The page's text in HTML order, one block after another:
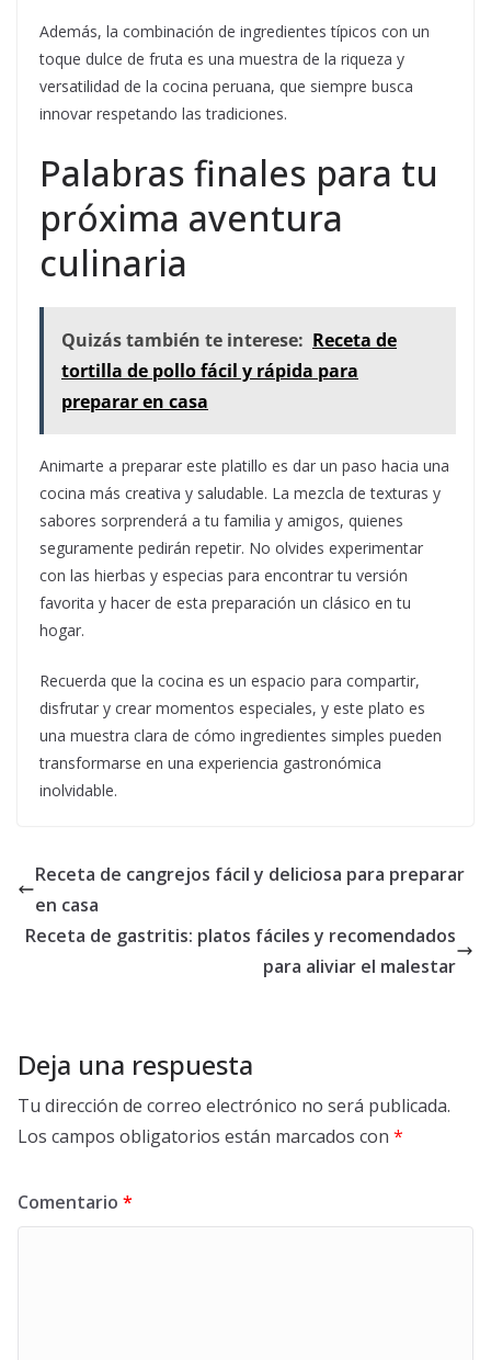
Además, la combinación de ingredientes típicos con un
toque dulce de fruta es una muestra de la riqueza y
versatilidad de la cocina peruana, que siempre busca
innovar respetando las tradiciones.
Palabras finales para tu
próxima aventura
culinaria
Quizás también te interese: Receta de
tortilla de pollo fácil y rápida para
preparar en casa
Animarte a preparar este platillo es dar un paso hacia una
cocina más creativa y saludable. La mezcla de texturas y
sabores sorprenderá a tu familia y amigos, quienes
seguramente pedirán repetir. No olvides experimentar
con las hierbas y especias para encontrar tu versión
favorita y hacer de esta preparación un clásico en tu
hogar.
Recuerda que la cocina es un espacio para compartir,
disfrutar y crear momentos especiales, y este plato es
una muestra clara de cómo ingredientes simples pueden
transformarse en una experiencia gastronómica
inolvidable.
Receta de cangrejos fácil y deliciosa para preparar
en casa
Receta de gastritis: platos fáciles y recomendados
para aliviar el malestar
Deja una respuesta
Tu dirección de correo electrónico no será publicada.
Los campos obligatorios están marcados con *
Comentario *